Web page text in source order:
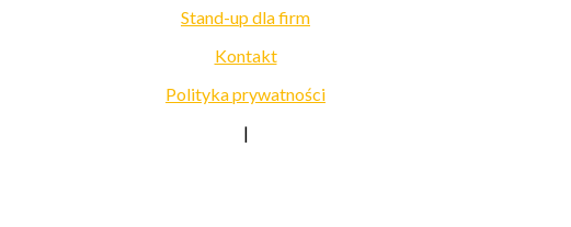
Stand-up dla firm
Kontakt
Polityka prywatności
|